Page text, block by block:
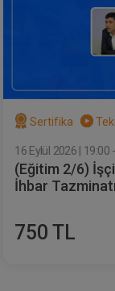
Sertifika
16 Eylül 2026 | 19:00
(Eğitim 2/6)
İhbar
750 TL